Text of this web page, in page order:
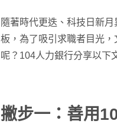
隨著時代更迭、科技日新
板，為了吸引求職者目光
呢？104人力銀行分享以下
撇步一：善用